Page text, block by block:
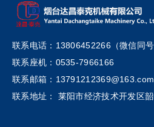
联系电话：13806452266（微信同
联系座机：0535-7966166
联系邮箱：13791212369@163.com
联系地址： 莱阳市经济技术开发区